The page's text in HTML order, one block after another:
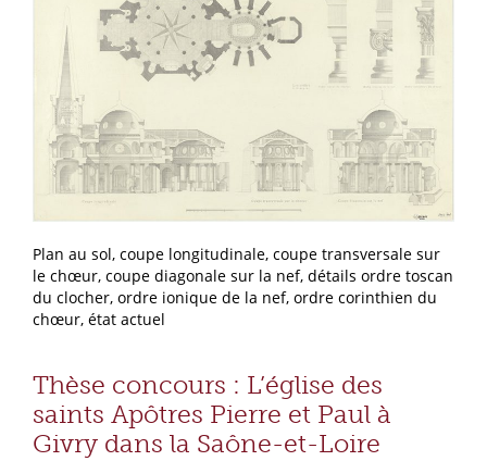
Plan au sol, coupe longitudinale, coupe transversale sur
le chœur, coupe diagonale sur la nef, détails ordre toscan
du clocher, ordre ionique de la nef, ordre corinthien du
chœur, état actuel
Thèse concours : L’église des
saints Apôtres Pierre et Paul à
Givry dans la Saône-et-Loire